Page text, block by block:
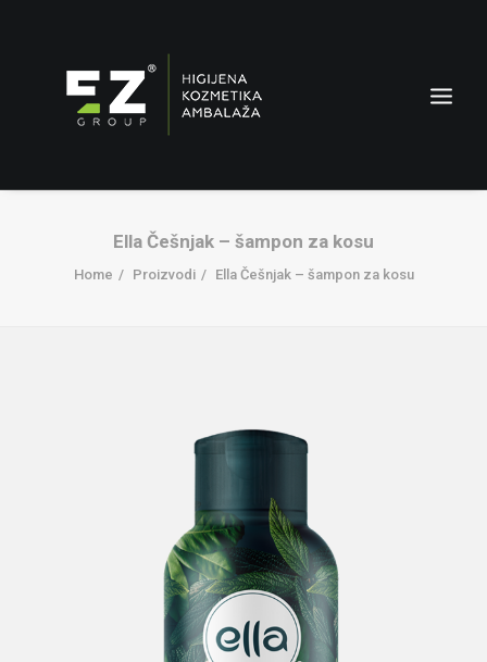
Ella Češnjak – šampon za kosu
Home Proizvodi Ella Češnjak – šampon za kosu